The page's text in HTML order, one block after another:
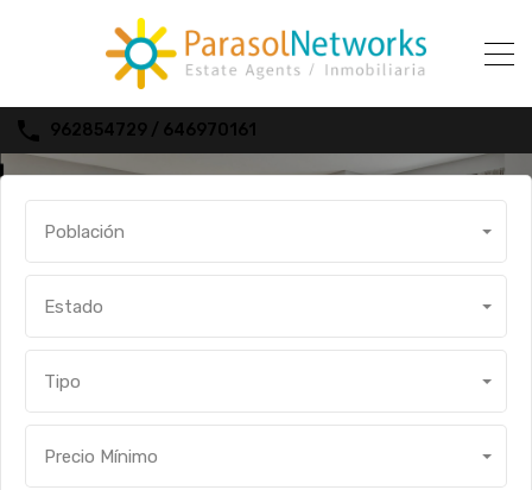
962854729 / 646970161
Archives: Mai 2020
Población
Estado
Tipo
Precio Mínimo